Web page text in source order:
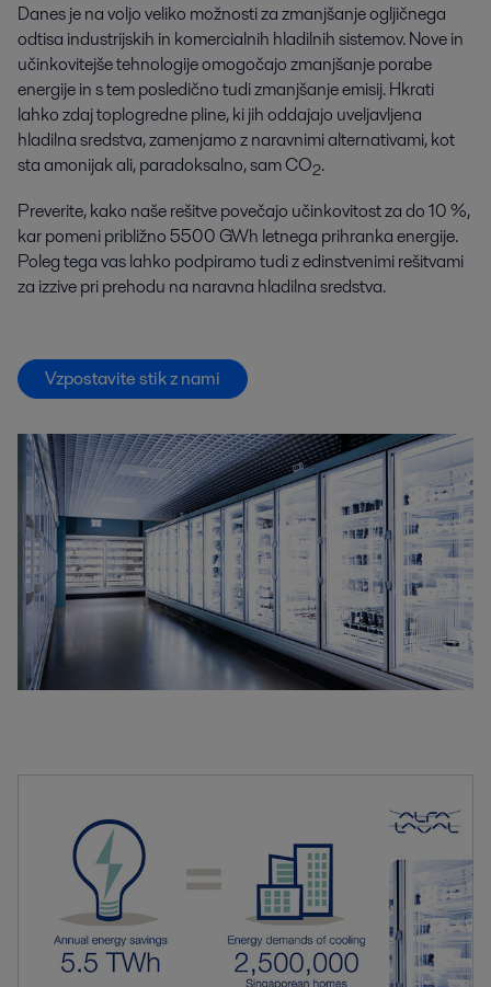
Danes je na voljo veliko možnosti za zmanjšanje ogljičnega
odtisa industrijskih in komercialnih hladilnih sistemov. Nove in
učinkovitejše tehnologije omogočajo zmanjšanje porabe
energije in s tem posledično tudi zmanjšanje emisij. Hkrati
lahko zdaj toplogredne pline, ki jih oddajajo uveljavljena
hladilna sredstva, zamenjamo z naravnimi alternativami, kot
sta amonijak ali, paradoksalno, sam CO2.
Preverite, kako naše rešitve povečajo učinkovitost za do 10 %,
kar pomeni približno 5500 GWh letnega prihranka energije.
Poleg tega vas lahko podpiramo tudi z edinstvenimi rešitvami
za izzive pri prehodu na naravna hladilna sredstva.
Vzpostavite stik z nami